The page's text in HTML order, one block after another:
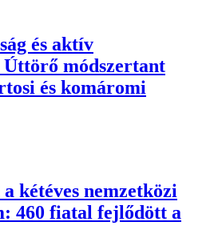
és aktív
módszertant
és komáromi
kétéves nemzetközi
460 fiatal fejlődött a